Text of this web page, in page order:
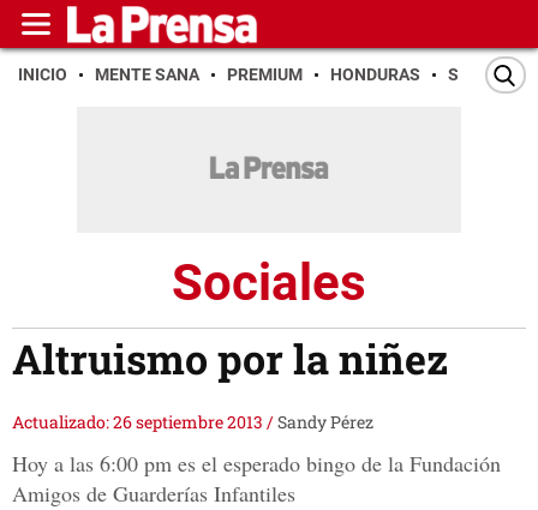
INICIO MENTE SANA PREMIUM HONDURAS SAN PEDRO
Sociales
Altruismo por la niñez
Actualizado: 26 septiembre 2013 /Sandy Pérez
Hoy a las 6:00 pm es el esperado bingo de la Fundación
Amigos de Guarderías Infantiles